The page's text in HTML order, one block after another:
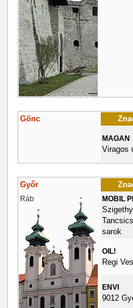
Gönc
MAGAN
Viragos
Győr
Ráb MOBIL
sarok
OIL!
Regi
ENVI
9012